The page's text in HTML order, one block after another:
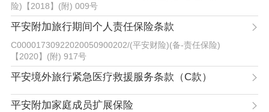
险)【2018】(附) 009号
平安附加旅行期间个人责任保险条款
C00001730922020050900202/(平安财险)(备-责任保险)
【2020】(附) 917号
平安境外旅行紧急医疗救援服务条款（C款）
平安附加家庭成员扩展保险